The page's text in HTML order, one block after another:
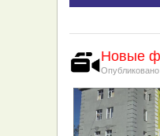
Новые
Опубликовано